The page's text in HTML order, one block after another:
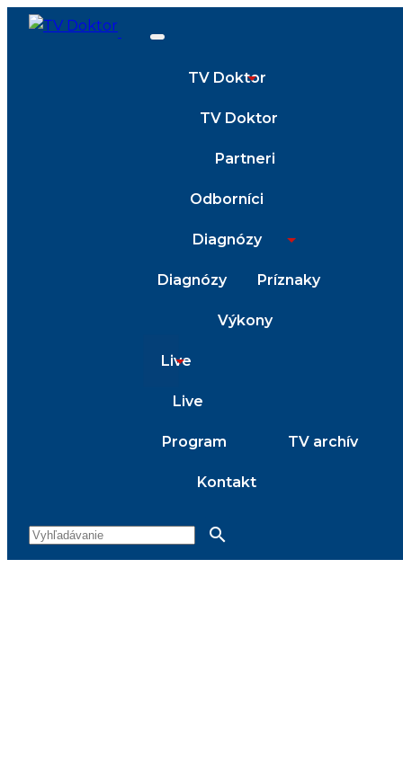
TV Doktor
TV Doktor
Partneri
Odborníci
Diagnózy
Diagnózy Príznaky
Výkony
Live
Live
Program TV archív
Kontakt
search